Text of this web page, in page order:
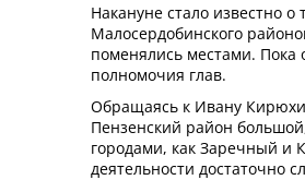
Накануне стало известно
Малосердобинского
поменялись местами.
полномочия глав.
Обращаясь к Ивану
Пензенский район
городами, как Заречный и
деятельности достаточно